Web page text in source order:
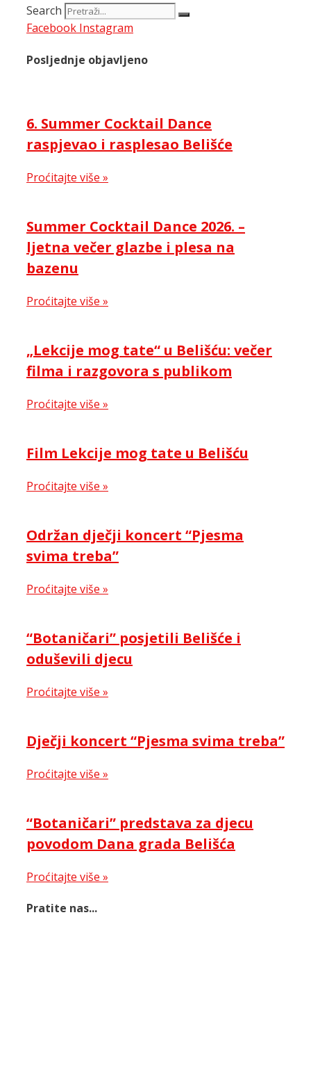
Search
Facebook Instagram
Posljednje objavljeno
6. Summer Cocktail Dance
raspjevao i rasplesao Belišće
Proćitajte više »
Summer Cocktail Dance 2026. –
ljetna večer glazbe i plesa na
bazenu
Proćitajte više »
„Lekcije mog tate“ u Belišću: večer
filma i razgovora s publikom
Proćitajte više »
Film Lekcije mog tate u Belišću
Proćitajte više »
Održan dječji koncert “Pjesma
svima treba”
Proćitajte više »
“Botaničari” posjetili Belišće i
oduševili djecu
Proćitajte više »
Dječji koncert “Pjesma svima treba”
Proćitajte više »
“Botaničari” predstava za djecu
povodom Dana grada Belišća
Proćitajte više »
Pratite nas...